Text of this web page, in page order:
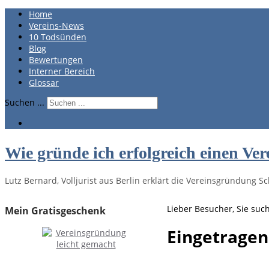
Home
Vereins-News
10 Todsünden
Blog
Bewertungen
Interner Bereich
Glossar
Suchen ...
Wie gründe ich erfolgreich einen
Lutz Bernard, Volljurist aus Berlin erklärt die Vereinsgründung
Mein Gratisgeschenk Lieber Besucher, Sie